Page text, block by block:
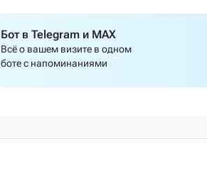
Бот в Telegram и MAX
Всё о вашем визите в одном
боте с напоминаниями